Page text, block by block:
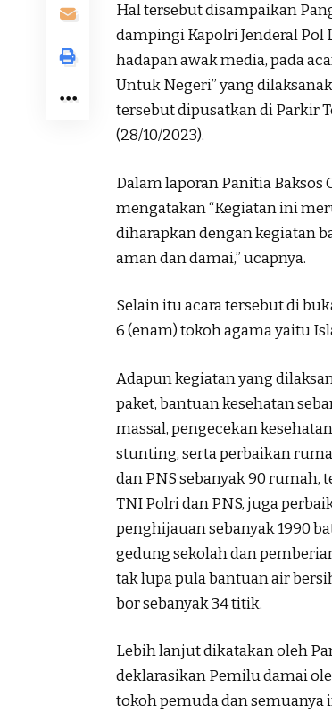
Hal tersebut disampaikan
dampingi Kapolri Jenderal Pol
hadapan awak media, pada
Untuk Negeri” yang
tersebut dipusatkan di Parkir
(28/10/2023).
Dalam laporan Panitia Baksos
mengatakan “Kegiatan ini
diharapkan dengan kegiatan
aman dan damai,” ucapnya.
Selain itu acara tersebut di
6 (enam) tokoh agama yaitu
Adapun kegiatan yang
paket, bantuan kesehatan
massal, pengecekan
stunting, serta perbaikan
dan PNS sebanyak 90
TNI Polri dan PNS, juga
penghijauan sebanyak 1990
gedung sekolah dan
tak lupa pula bantuan air
bor sebanyak 34 titik.
Lebih lanjut dikatakan oleh
deklarasikan Pemilu damai
tokoh pemuda dan